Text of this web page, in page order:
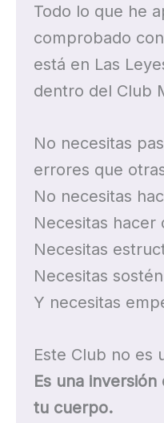
Todo lo que he
comprobado
está en Las
dentro del Club
No necesitas
errores que
No necesitas
Necesitas hacer
Necesitas
Necesitas
Y necesitas
Este Club no es
Es una
tu cuerpo.